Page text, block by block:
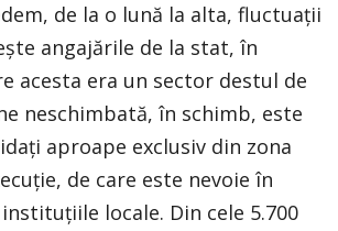
de la o lună la alta, fluctuații
angajările de la stat, în
acesta era un sector destul de
neschimbată, în schimb, este
aproape exclusiv din zona
de care este nevoie în
locale. Din cele 5.700